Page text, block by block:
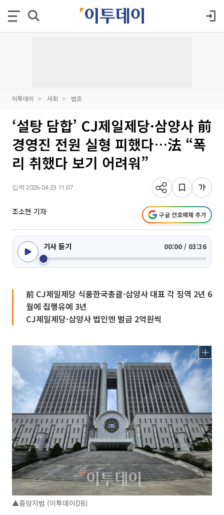
이투데이 사회 법조
‘설탕 담합’ CJ제일제당·삼양사 前
경영진 전원 실형 피했다…法 “폭
리 취했다 보기 어려워”
입력 2026-04-23 11:07
조소현 기자 구글 선호매체 추가
기사 듣기 00:00 / 03:36
前 CJ제일제당 식품한국총괄·삼양사 대표 각 징역 2년 6
월에 집행유예 3년
CJ제일제당·삼양사 법인엔 벌금 2억원씩
▲중앙지법 (이투데이DB)